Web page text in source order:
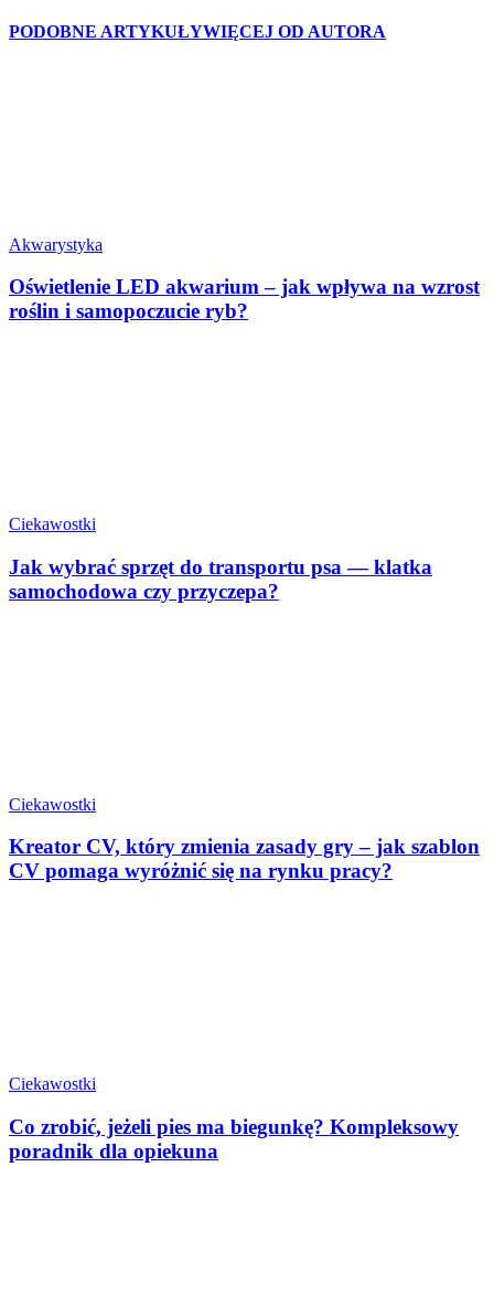
PODOBNE ARTYKUŁYWIĘCEJ OD AUTORA
Akwarystyka
Oświetlenie LED akwarium – jak wpływa na wzrost
roślin i samopoczucie ryb?
Ciekawostki
Jak wybrać sprzęt do transportu psa — klatka
samochodowa czy przyczepa?
Ciekawostki
Kreator CV, który zmienia zasady gry – jak szablon
CV pomaga wyróżnić się na rynku pracy?
Ciekawostki
Co zrobić, jeżeli pies ma biegunkę? Kompleksowy
poradnik dla opiekuna